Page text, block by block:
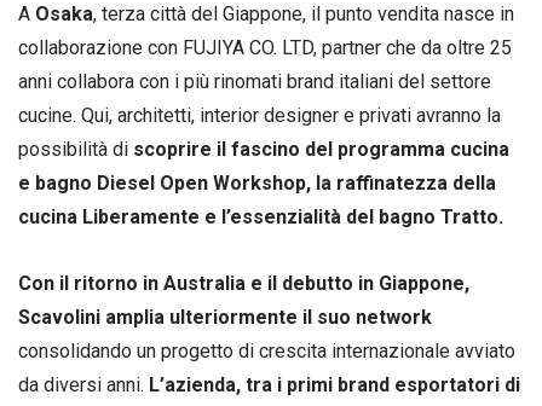
A Osaka, terza città del Giappone, il punto vendita nasce in
collaborazione con FUJIYA CO. LTD, partner che da oltre 25
anni collabora con i più rinomati brand italiani del settore
cucine. Qui, architetti, interior designer e privati avranno la
possibilità di scoprire il fascino del programma cucina
e bagno Diesel Open Workshop, la raffinatezza della
cucina Liberamente e l’essenzialità del bagno Tratto.
Con il ritorno in Australia e il debutto in Giappone,
Scavolini amplia ulteriormente il suo network
consolidando un progetto di crescita internazionale avviato
da diversi anni. L’azienda, tra i primi brand esportatori di